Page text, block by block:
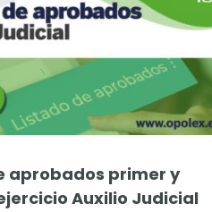
Oposiciones Justicia
aprobados primer y
Auxilio Judicial